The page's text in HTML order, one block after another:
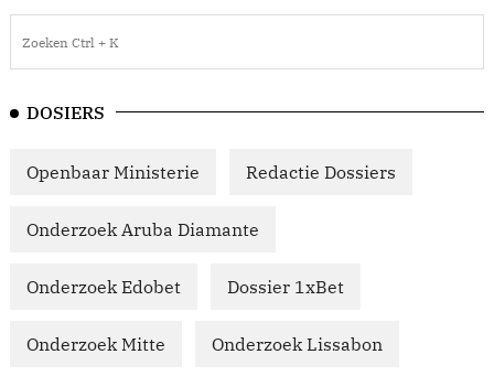
DOSIERS
Openbaar Ministerie Redactie Dossiers
Onderzoek Aruba Diamante
Onderzoek Edobet Dossier 1xBet
Onderzoek Mitte Onderzoek Lissabon